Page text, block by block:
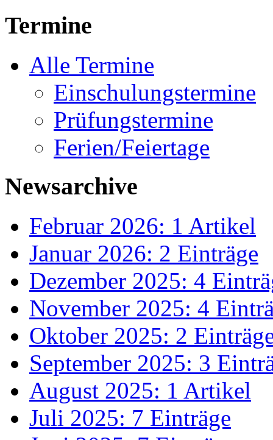
Termine
Alle Termine
Einschulungstermine
Prüfungstermine
Ferien/Feiertage
Newsarchive
Februar 2026: 1 Artikel
Januar 2026: 2 Einträge
Dezember 2025: 4
November 2025: 4
Oktober 2025: 2
September 2025: 3
August 2025: 1 Artikel
Juli 2025: 7 Einträge